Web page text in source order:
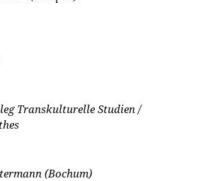
Transkulturelle Studien /
(Bochum)